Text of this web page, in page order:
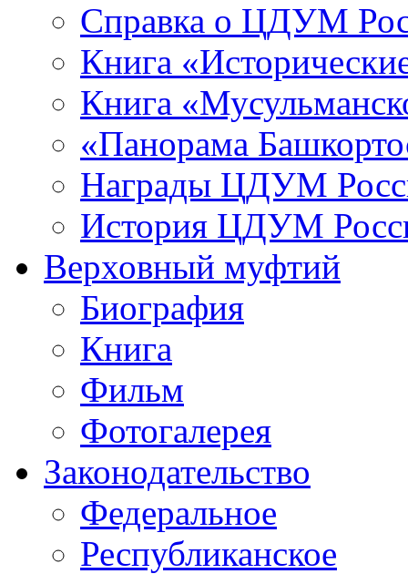
Справка о ЦДУМ
Книга
Книга
«Панорама
Награды ЦДУМ
История ЦДУМ
Верховный муфтий
Биография
Книга
Фильм
Фотогалерея
Законодательство
Федеральное
Республиканское